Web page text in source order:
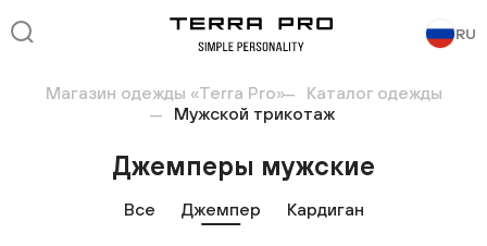
RU
Магазин одежды «Terra Pro»
Каталог одежды
Мужской трикотаж
Джемперы мужские
Все Джемпер Кардиган